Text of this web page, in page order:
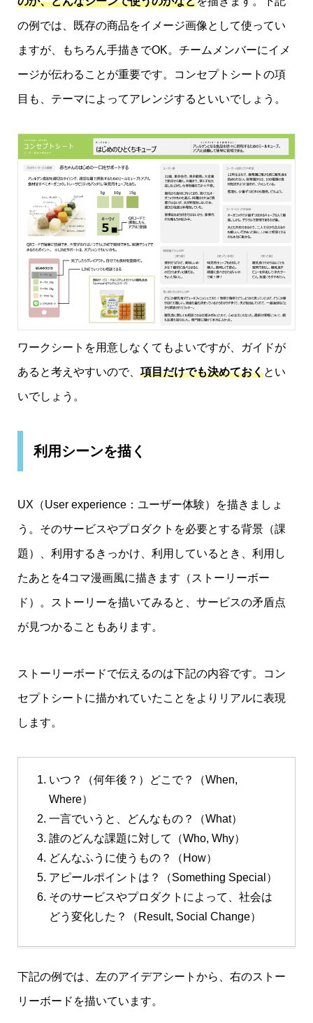
の例では、既存の商品をイメージ画像として使ってい
ますが、もちろん手描きでOK。チームメンバーにイメ
ージが伝わることが重要です。コンセプトシートの項
目も、テーマによってアレンジするといいでしょう。
ワークシートを用意しなくてもよいですが、ガイドが
あると考えやすいので、 項目だけでも決めておくとい
いでしょう。
利用シーンを描く
UX（User experience：ユーザー体験）を描きましょ
う。そのサービスやプロダクトを必要とする背景（課
題）、利用するきっかけ、利用しているとき、利用し
たあとを4コマ漫画風に描きます（ストーリーボー
ド）。ストーリーを描いてみると、サービスの矛盾点
が見つかることもあります。
ストーリーボードで伝えるのは下記の内容です。コン
セプトシートに描かれていたことをよりリアルに表現
します。
いつ？（何年後？）どこで？（When,
Where）
一言でいうと、どんなもの？（What）
誰のどんな課題に対して（Who, Why）
どんなふうに使うもの？（How）
アピールポイントは？（Something Special）
そのサービスやプロダクトによって、社会は
どう変化した？（Result, Social Change）
下記の例では、左のアイデアシートから、右のストー
リーボードを描いています。